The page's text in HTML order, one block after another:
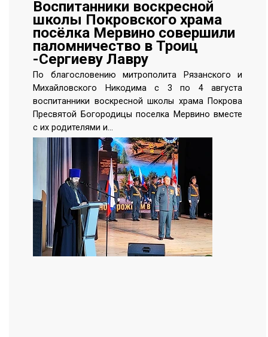
Воспитанники воскресной
школы Покровского храма
посёлка Мервино совершили
паломничество в Троиц
-Сергиеву Лавру
По благословению митрополита Рязанского и
Михайловского Никодима с 3 по 4 августа
воспитанники воскресной школы храма Покрова
Пресвятой Богородицы поселка Мервино вместе
с их родителями и…